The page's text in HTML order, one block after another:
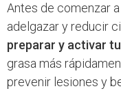
Antes de comenzar
adelgazar y reducir
preparar y activar
grasa más
prevenir lesiones y